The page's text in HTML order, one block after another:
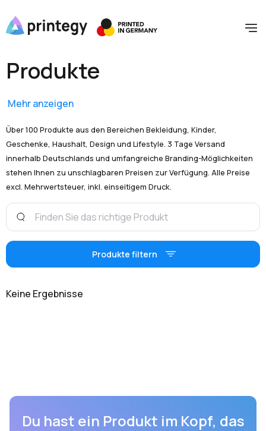
Produkte
Mehr anzeigen
Über 100 Produkte aus den Bereichen Bekleidung, Kinder,
Geschenke, Haushalt, Design und Lifestyle. 3 Tage Versand
innerhalb Deutschlands und umfangreiche Branding-Möglichkeiten
stehen Ihnen zu unschlagbaren Preisen zur Verfügung. Alle Preise
excl. Mehrwertsteuer, inkl. einseitigem Druck.
Produkte filtern
Keine Ergebnisse
Du hast ein Produkt im Kopf, das